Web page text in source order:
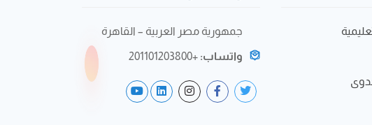
جمهورية مصر العربية – القاهرة
واتساب: +201101203800